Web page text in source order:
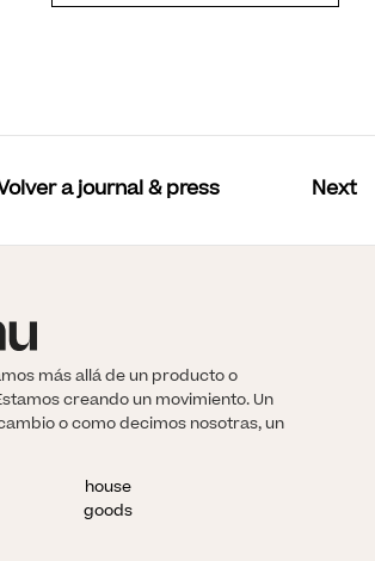
a journal & press Next
más allá de un producto o
creando un movimiento. Un
o como decimos nosotras, un
house
goods